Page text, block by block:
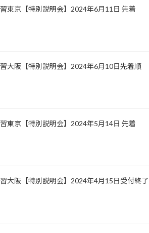
東京【特別説明会】2024年6月11日 先着
大阪【特別説明会】2024年6月10日先着順
東京【特別説明会】2024年5月14日 先着
大阪【特別説明会】2024年4月15日受付終了